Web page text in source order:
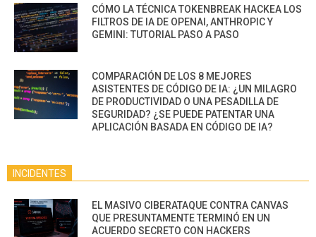
CÓMO LA TÉCNICA TOKENBREAK HACKEA LOS
FILTROS DE IA DE OPENAI, ANTHROPIC Y
GEMINI: TUTORIAL PASO A PASO
COMPARACIÓN DE LOS 8 MEJORES
ASISTENTES DE CÓDIGO DE IA: ¿UN MILAGRO
DE PRODUCTIVIDAD O UNA PESADILLA DE
SEGURIDAD? ¿SE PUEDE PATENTAR UNA
APLICACIÓN BASADA EN CÓDIGO DE IA?
INCIDENTES
EL MASIVO CIBERATAQUE CONTRA CANVAS
QUE PRESUNTAMENTE TERMINÓ EN UN
ACUERDO SECRETO CON HACKERS